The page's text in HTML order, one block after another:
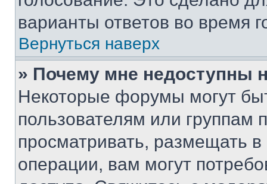
варианты ответов во время
Вернуться наверх
» Почему мне недоступны
Некоторые форумы могут
пользователям или группам
просматривать, размещать
операции, вам могут